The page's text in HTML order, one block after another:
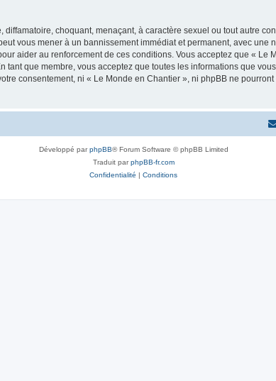
choquant, menaçant, à caractère sexuel ou tout autre
vous mener à un bannissement immédiat et permanent, avec une
aider au renforcement de ces conditions. Vous acceptez que «
tant que membre, vous acceptez que toutes les informations que
consentement, ni « Le Monde en Chantier », ni phpBB ne
Développé parphpBB® Forum Software © phpBB Limited
Traduit parphpBB-fr.com
Confidentialité | Conditions